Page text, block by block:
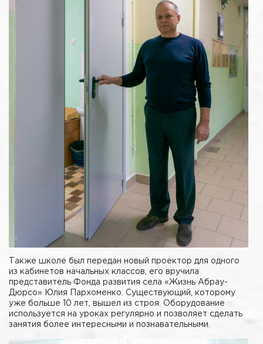
Также школе был передан новый проектор для одного
из кабинетов начальных классов, его вручила
представитель Фонда развития села «Жизнь Абрау-
Дюрсо» Юлия Пархоменко. Существующий, которому
уже больше 10 лет, вышел из строя. Оборудование
используется на уроках регулярно и позволяет сделать
занятия более интересными и познавательными.